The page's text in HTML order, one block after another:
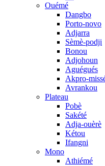
Ouémé
Dangbo
Porto-novo
Adjarra
Sèmè-podji
Bonou
Adjohoun
Aguégués
Akpro-
Avrankou
Plateau
Pobè
Sakété
Adja-ouèrè
Kétou
Ifangni
Mono
Athiémé